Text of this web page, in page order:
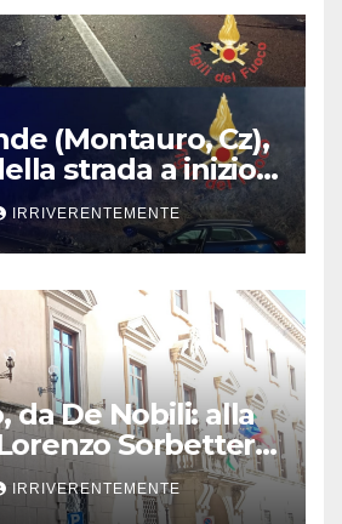
(Montauro, Cz),
strada a inizio
estivo.
Ss106
IRRIVERENTEMENTE
da De Nobili: alla
Sorbetteria
e il
Procopio
IRRIVERENTEMENTE